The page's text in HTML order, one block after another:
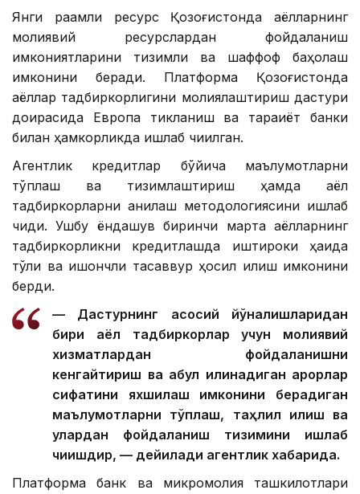
Янги рақамли ресурс Қозоғистонда аёлларнинг
молиявий ресурслардан фойдаланиш
имкониятларини тизимли ва шаффоф баҳолаш
имконини беради. Платформа Қозоғистонда
аёллар тадбиркорлигини молиялаштириш дастури
доирасида Европа тикланиш ва тараққиёт банки
билан ҳамкорликда ишлаб чиқилган.
Агентлик кредитлар бўйича маълумотларни
тўплаш ва тизимлаштириш ҳамда аёл
тадбиркорларни аниқлаш методологиясини ишлаб
чиқди. Ушбу ёндашув биринчи марта аёлларнинг
тадбиркорликни кредитлашда иштироки ҳақида
тўлиқ ва ишончли тасаввур ҳосил қилиш имконини
берди.
— Дастурнинг асосий йўналишларидан
бири аёл тадбиркорлар учун молиявий
хизматлардан фойдаланишни
кенгайтириш ва қабул қилинадиган қарорлар
сифатини яхшилаш имконини берадиган
маълумотларни тўплаш, таҳлил қилиш ва
улардан фойдаланиш тизимини ишлаб
чиқишдир, — дейилади агентлик хабарида.
Платформа банк ва микромолия ташкилотлари